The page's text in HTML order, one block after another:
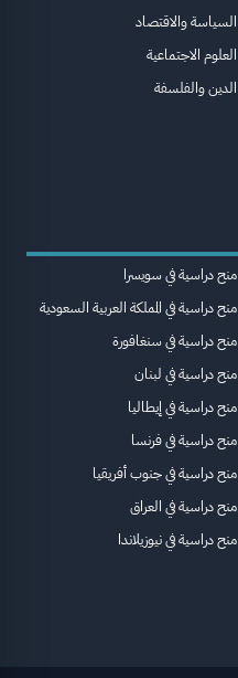
السياسة والاقتصاد
العلوم الاجتماعية
الدين والفلسفة
منح دراسية في سويسرا
منح دراسية في المملكة العربية السعودية
منح دراسية في سنغافورة
منح دراسية في لبنان
منح دراسية في إيطاليا
منح دراسية في فرنسا
منح دراسية في جنوب أفريقيا
منح دراسية في العراق
منح دراسية في نيوزيلاندا